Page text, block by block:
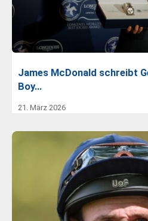
James McDonald schreibt
Boy…
21. März 2026